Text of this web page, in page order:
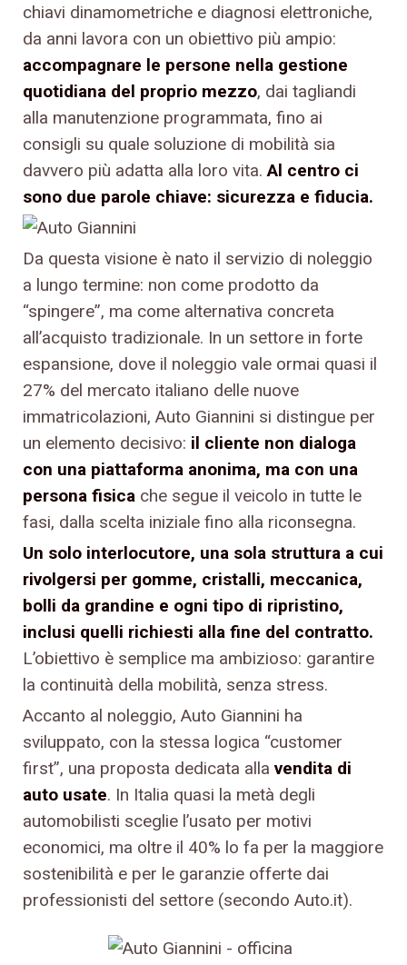
chiavi dinamometriche e diagnosi elettroniche,
da anni lavora con un obiettivo più ampio:
accompagnare le persone nella gestione
quotidiana del proprio mezzo, dai tagliandi
alla manutenzione programmata, fino ai
consigli su quale soluzione di mobilità sia
davvero più adatta alla loro vita. Al centro ci
sono due parole chiave: sicurezza e fiducia.
Da questa visione è nato il servizio di noleggio
a lungo termine: non come prodotto da
“spingere”, ma come alternativa concreta
all’acquisto tradizionale. In un settore in forte
espansione, dove il noleggio vale ormai quasi il
27% del mercato italiano delle nuove
immatricolazioni, Auto Giannini si distingue per
un elemento decisivo: il cliente non dialoga
con una piattaforma anonima, ma con una
persona fisica che segue il veicolo in tutte le
fasi, dalla scelta iniziale fino alla riconsegna.
Un solo interlocutore, una sola struttura a cui
rivolgersi per gomme, cristalli, meccanica,
bolli da grandine e ogni tipo di ripristino,
inclusi quelli richiesti alla fine del contratto.
L’obiettivo è semplice ma ambizioso: garantire
la continuità della mobilità, senza stress.
Accanto al noleggio, Auto Giannini ha
sviluppato, con la stessa logica “customer
first”, una proposta dedicata alla vendita di
auto usate. In Italia quasi la metà degli
automobilisti sceglie l’usato per motivi
economici, ma oltre il 40% lo fa per la maggiore
sostenibilità e per le garanzie offerte dai
professionisti del settore (secondo Auto.it).